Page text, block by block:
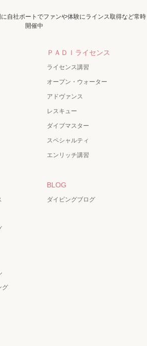
自社ボートでファンや体験にラインス取得など常時
開催中
ＰＡＤＩライセンス
ライセンス講習
オープン・ウォーター
アドヴァンス
レスキュー
ダイブマスター
スペシャルティ
エンリッチ講習
グ
BLOG
ダイビングブログ